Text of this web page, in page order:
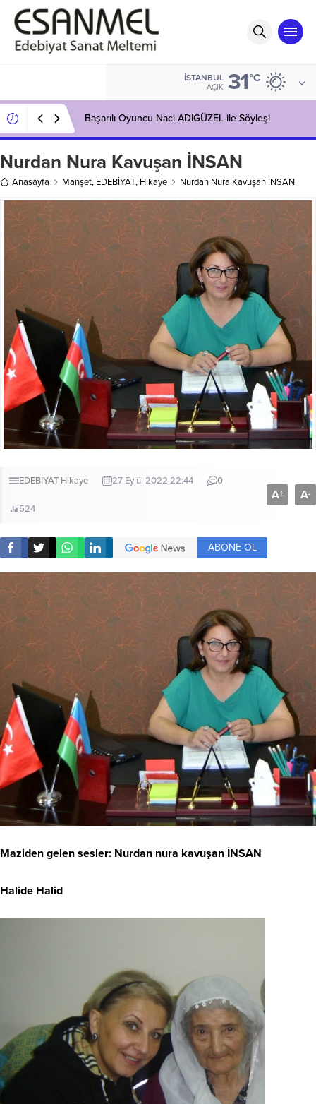
İSTANBUL
AÇIK 31°C
Başarılı Oyuncu Naci ADIGÜZEL ile Söyleşi
Nurdan Nura Kavuşan İNSAN
Anasayfa Manşet, EDEBİYAT, Hikaye Nurdan Nura Kavuşan İNSAN
EDEBİYAT Hikaye 27 Eylül 2022 22:44 0
524
A+ A-
ABONE OL
Maziden gelen sesler: Nurdan nura kavuşan İNSAN
Halide Halid